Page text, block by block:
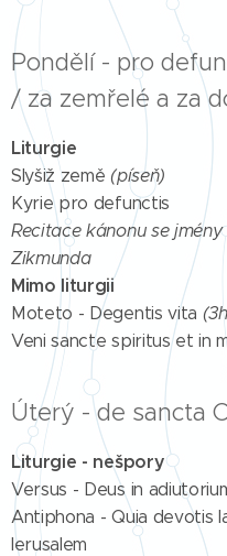
Pondělí - pro
/ za zemřelé a za
Liturgie
Slyšiž země(píseň)
Kyrie pro defunctis
Recitace kánonu se
Zikmunda
Mimo liturgii
Moteto - Degentis vita
Veni sancte spiritus et in
Úterý - de sancta
Liturgie - nešpory
Versus - Deus in
Antiphona - Quia devotis
Ierusalem